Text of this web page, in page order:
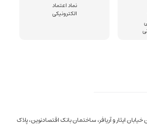
نماد اعتماد
الکترونیکی
خیابان ایثار و آریافر، ساختمان بانک اقتصادنوین، پلاک